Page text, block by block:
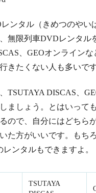
ンタル（きめつのやい
無限列車DVDレンタル
、GEOオンラインな
きたくない人も多いです
TSUTAYA DISCAS、
ましょう。とはいって
ので、自分にはどちら
た方がいいです。もち
ンタルもできますよ。
TSUTAYA